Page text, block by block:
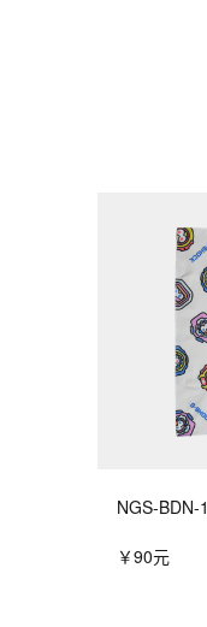
NGS-BDN-1
￥90元